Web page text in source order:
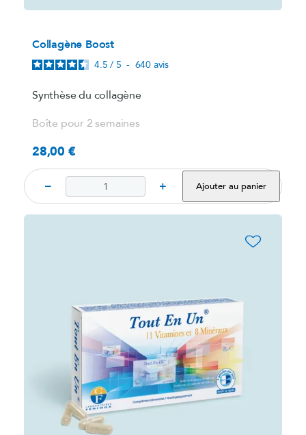
Collagène Boost
4.5 / 5 - 640 avis
Synthèse du collagène
Boîte pour 2 semaines
Prix
28,00 €
− + Ajouter au panier
favorite_border